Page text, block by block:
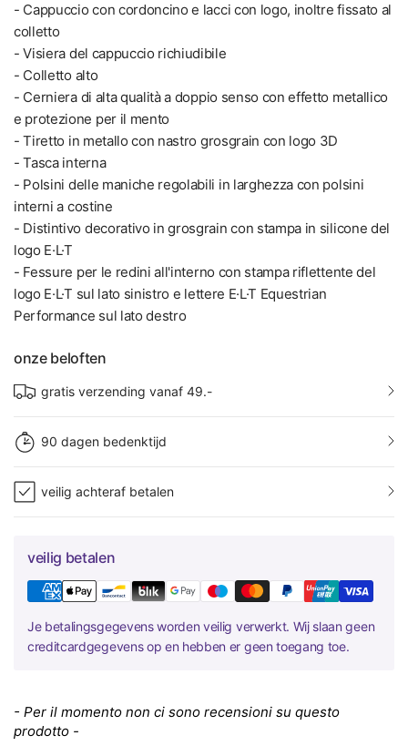
- Cappuccio con cordoncino e lacci con logo, inoltre fissato al
colletto
- Visiera del cappuccio richiudibile
- Colletto alto
- Cerniera di alta qualità a doppio senso con effetto metallico
e protezione per il mento
- Tiretto in metallo con nastro grosgrain con logo 3D
- Tasca interna
- Polsini delle maniche regolabili in larghezza con polsini
interni a costine
- Distintivo decorativo in grosgrain con stampa in silicone del
logo E·L·T
- Fessure per le redini all'interno con stampa riflettente del
logo E·L·T sul lato sinistro e lettere E·L·T Equestrian
Performance sul lato destro
onze beloften
gratis verzending vanaf 49.-
90 dagen bedenktijd
veilig achteraf betalen
veilig betalen
Je betalingsgegevens worden veilig verwerkt. Wij slaan geen
creditcardgegevens op en hebben er geen toegang toe.
- Per il momento non ci sono recensioni su questo
prodotto -
New content loaded